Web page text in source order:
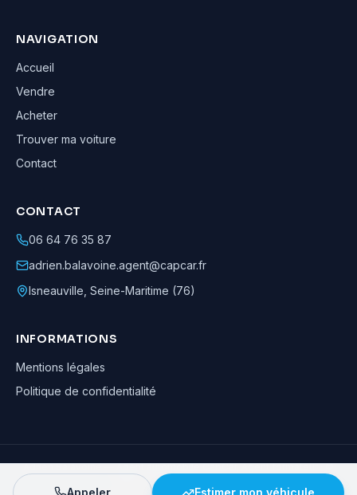
NAVIGATION
Accueil
Vendre
Acheter
Trouver ma voiture
Contact
CONTACT
06 64 76 35 87
adrien.balavoine.agent@capcar.fr
Isneauville Seine-Maritime (76)
INFORMATIONS
Mentions légales
Politique de confidentialité
Adrien Balavoine—Agent automobile CapCar, Agent formateur· ©
· Tous droits réservés
Appeler Estimer mon véhicule